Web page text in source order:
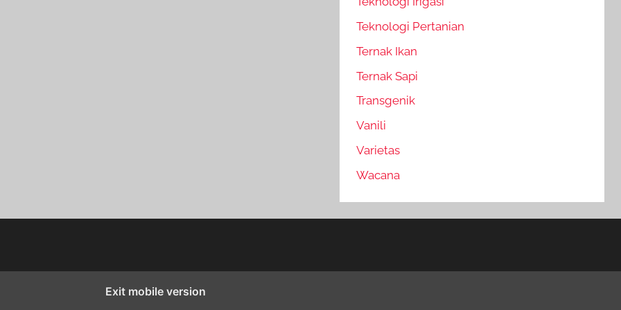
Teknologi Pertanian
Ternak Ikan
Ternak Sapi
Transgenik
Vanili
Varietas
Wacana
Exit mobile version